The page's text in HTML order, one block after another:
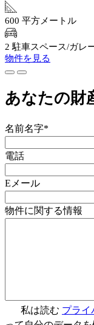
600 平方メートル
2 駐車スペース/ガレ
物件を見る
あなたの財
名前名字*
電話
Eメール
物件に関する情報
私は読む プライ